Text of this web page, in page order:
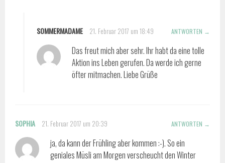
SOMMERMADAME 21. Februar 2017 um 18:49 ANTWORTEN
Das freut mich aber sehr. Ihr habt da eine tolle
Aktion ins Leben gerufen. Da werde ich gerne
öfter mitmachen. Liebe Grüße
SOPHIA 21. Februar 2017 um 20:39 ANTWORTEN
ja, da kann der Frühling aber kommen :-). So ein
geniales Müsli am Morgen verscheucht den Winter